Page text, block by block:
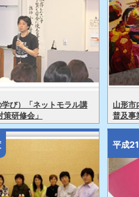
学び）「ネットモラル講
研修会」
山形市
普及事
平成